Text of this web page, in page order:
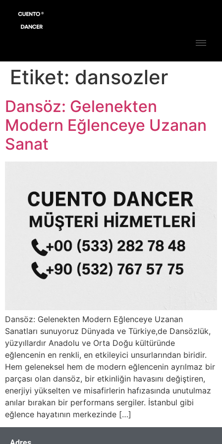
Etiket: dansozler
Dansöz: Gelenekten
Modern Eğlenceye Uzanan
Sanat
Dansöz: Gelenekten Modern Eğlenceye Uzanan
Sanatları sunuyoruz Dünyada ve Türkiye,de Dansözlük,
yüzyıllardır Anadolu ve Orta Doğu kültüründe
eğlencenin en renkli, en etkileyici unsurlarından biridir.
Hem geleneksel hem de modern eğlencenin ayrılmaz bir
parçası olan dansöz, bir etkinliğin havasını değiştiren,
enerjiyi yükselten ve misafirlerin hafızasında unutulmaz
anılar bırakan bir performans sergiler. İstanbul gibi
eğlence hayatının merkezinde […]